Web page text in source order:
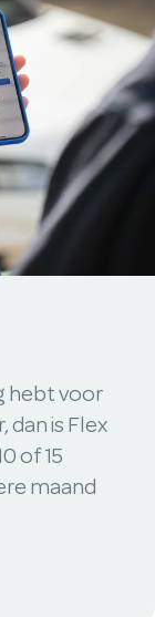
hebt voor
is Flex
of 15
maand